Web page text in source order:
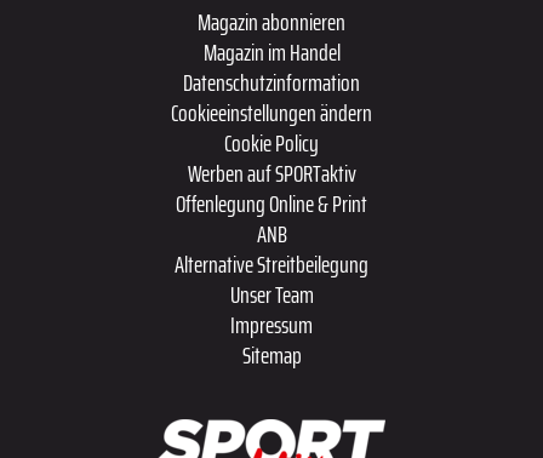
Magazin abonnieren
Magazin im Handel
Datenschutzinformation
Cookieeinstellungen ändern
Cookie Policy
Werben auf SPORTaktiv
Offenlegung Online & Print
ANB
Alternative Streitbeilegung
Unser Team
Impressum
Sitemap